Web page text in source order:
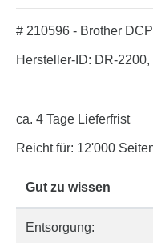
# 210596 - Brother
Hersteller-ID: DR-
ca. 4 Tage Lieferfrist
Reicht für: 12'000
Gut zu wissen
Entsorgung: